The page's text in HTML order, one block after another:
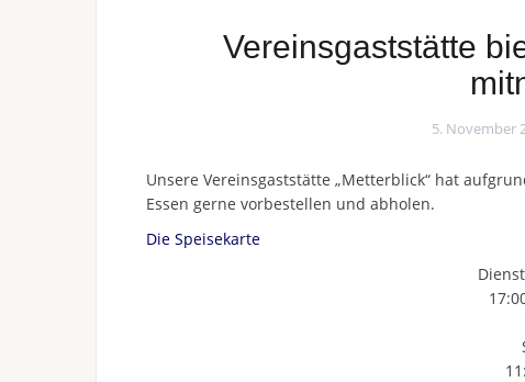
Vereinsgaststätte
5. November
Unsere Vereinsgaststätte „Metterblick“ hat
Essen gerne vorbestellen und abholen.
Die Speisekarte